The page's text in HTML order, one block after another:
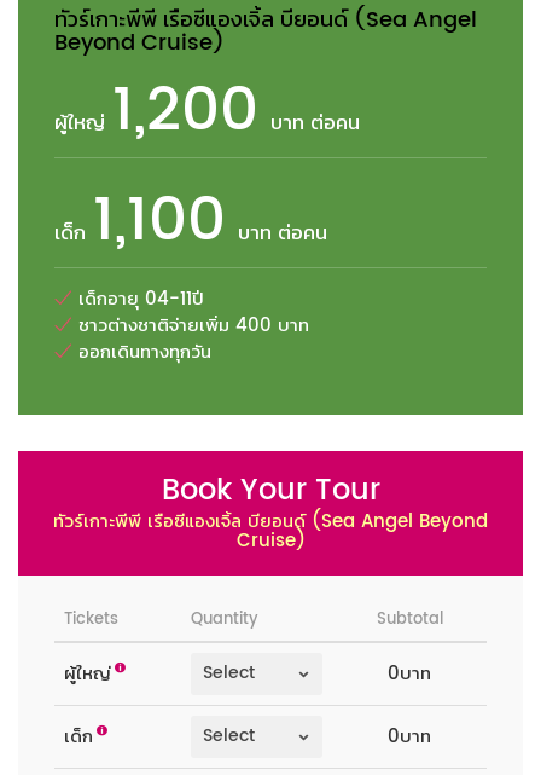
ทัวร์เกาะพีพี เรือซีแองเจิ้ล บียอนด์ (Sea Angel
Beyond Cruise)
ผู้ใหญ่ 1,200 บาท ต่อคน
เด็ก 1,100 บาท ต่อคน
เด็กอายุ 04-11ปี
ชาวต่างชาติจ่ายเพิ่ม 400 บาท
ออกเดินทางทุกวัน
Book Your Tour
ทัวร์เกาะพีพี เรือซีแองเจิ้ล บียอนด์ (Sea Angel Beyond
Cruise)
Tickets Quantity Subtotal
ผู้ใหญ่ 0บาท
เด็ก 0บาท